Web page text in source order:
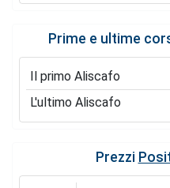
Prime e ultime
Il primo Aliscafo
L'ultimo Aliscafo
Prezzi